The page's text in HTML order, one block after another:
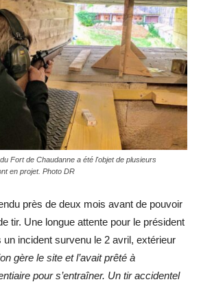
Fort de Chaudanne a été l'objet de plusieurs
en projet. Photo DR
près de deux mois avant de pouvoir
tir. Une longue attente pour le président
incident survenu le 2 avril, extérieur
gère le site et l’avait prêté à
pour s’entraîner. Un tir accidentel